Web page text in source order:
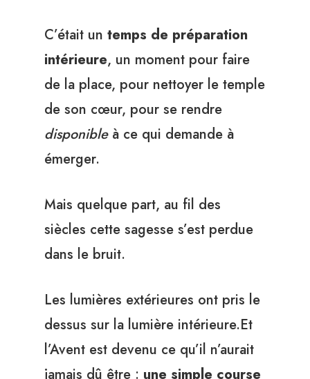
C’était un temps de préparation
intérieure, un moment pour faire
de la place, pour nettoyer le temple
de son cœur, pour se rendre
disponibleà ce qui demande à
émerger.
Mais quelque part, au fil des
siècles cette sagesse s’est perdue
dans le bruit.
Les lumières extérieures ont pris le
dessus sur la lumière intérieure.Et
l’Avent est devenu ce qu’il n’aurait
jamais dû être : une simple course